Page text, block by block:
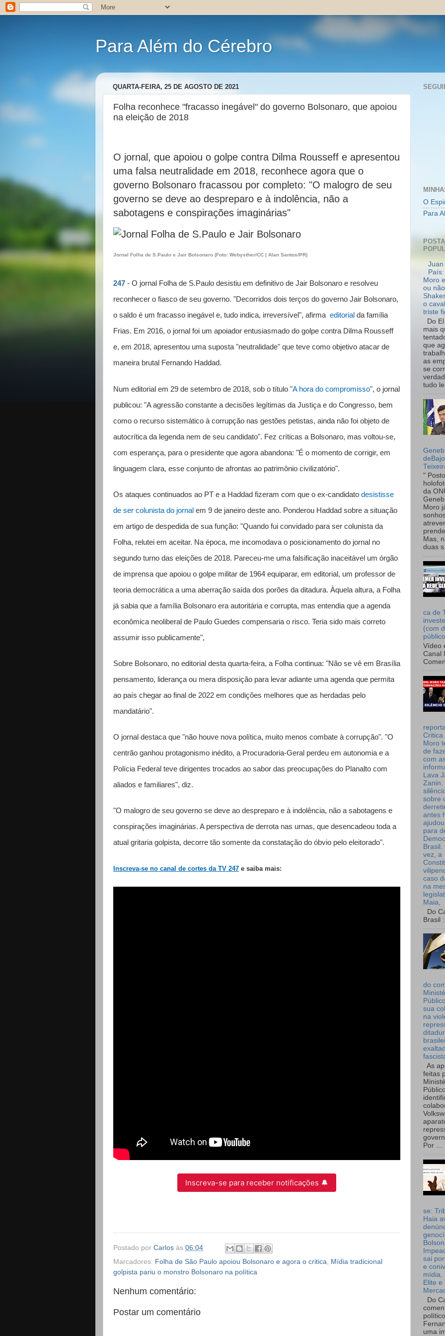
Para Além do Cérebro
QUARTA-FEIRA, 25 DE AGOSTO DE 2021
Folha reconhece "fracasso inegável" do governo Bolsonaro, que apoiou
na eleição de 2018
O jornal, que apoiou o golpe contra Dilma Rousseff e apresentou
uma falsa neutralidade em 2018, reconhece agora que o
governo Bolsonaro fracassou por completo: "O malogro de seu
governo se deve ao despreparo e à indolência, não a
sabotagens e conspirações imaginárias"
Jornal Folha de S.Paulo e Jair Bolsonaro (Foto: Webysther/CC | Alan Santos/PR)
247 - O jornal Folha de S.Paulo desistiu em definitivo de Jair Bolsonaro e resolveu
reconhecer o fiasco de seu governo. "Decorridos dois terços do governo Jair Bolsonaro,
o saldo é um fracasso inegável e, tudo indica, irreversível", afirma editorial da família
Frias. Em 2016, o jornal foi um apoiador entusiasmado do golpe contra Dilma Rousseff
e, em 2018, apresentou uma suposta "neutralidade" que teve como objetivo atacar de
maneira brutal Fernando Haddad.
Num editorial em 29 de setembro de 2018, sob o título "A hora do compromisso", o jornal
publicou: "A agressão constante a decisões legítimas da Justiça e do Congresso, bem
como o recurso sistemático à corrupção nas gestões petistas, ainda não foi objeto de
autocrítica da legenda nem de seu candidato". Fez críticas a Bolsonaro, mas voltou-se,
com esperança, para o presidente que agora abandona: "É o momento de corrigir, em
linguagem clara, esse conjunto de afrontas ao patrimônio civilizatório".
Os ataques continuados ao PT e a Haddad fizeram com que o ex-candidato desistisse
de ser colunista do jornal em 9 de janeiro deste ano. Ponderou Haddad sobre a situação
em artigo de despedida de sua função: "Quando fui convidado para ser colunista da
Folha, relutei em aceitar. Na época, me incomodava o posicionamento do jornal no
segundo turno das eleições de 2018. Pareceu-me uma falsificação inaceitável um órgão
de imprensa que apoiou o golpe militar de 1964 equiparar, em editorial, um professor de
teoria democrática a uma aberração saída dos porões da ditadura. Àquela altura, a Folha
já sabia que a família Bolsonaro era autoritária e corrupta, mas entendia que a agenda
econômica neoliberal de Paulo Guedes compensaria o risco. Teria sido mais correto
assumir isso publicamente",
Sobre Bolsonaro, no editorial desta quarta-feira, a Folha continua: "Não se vê em Brasília
pensamento, liderança ou mera disposição para levar adiante uma agenda que permita
ao país chegar ao final de 2022 em condições melhores que as herdadas pelo
mandatário".
O jornal destaca que "não houve nova política, muito menos combate à corrupção". "O
centrão ganhou protagonismo inédito, a Procuradoria-Geral perdeu em autonomia e a
Polícia Federal teve dirigentes trocados ao sabor das preocupações do Planalto com
aliados e familiares", diz.
"O malogro de seu governo se deve ao despreparo e à indolência, não a sabotagens e
conspirações imaginárias. A perspectiva de derrota nas urnas, que desencadeou toda a
atual gritaria golpista, decorre tão somente da constatação do óbvio pelo eleitorado".
Inscreva-se no canal de cortes da TV 247 e saiba mais:
Inscreva-se para receber notificações 🔔
Postado por Carlos às 06:04
Marcadores: Folha de São Paulo apoiou Bolsonaro e agora o critica, Mídia tradicional
golpista pariu o monstro Bolsonaro na política
Nenhum comentário:
Postar um comentário
O
Para
Juan
Moro
ou
o
triste
Do
mais
que
as
se
tudo
"
da
Moro
Mas,
duas
ca de
(com
Vídeo
Canal
Critica
Moro
de
com
Lava
Zanin.
sobre
antes
para
Brasil.
vez, a
caso
na
Maia,
Do
Brasil :
do
sua
na
As
feitas
Por ...
se:
Haia
sai
e
mídia,
Elite e
Do
uma